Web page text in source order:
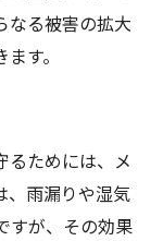
なる被害の拡大
す。
るためには、メ
、雨漏りや湿気
すが、その効果